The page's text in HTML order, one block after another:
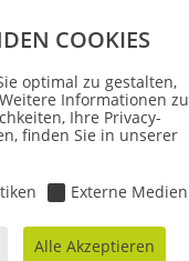
COOKIES
optimal zu gestalten,
Informationen zu
Ihre Privacy-
finden Sie in unserer
Externe Medien
Alle Akzeptieren